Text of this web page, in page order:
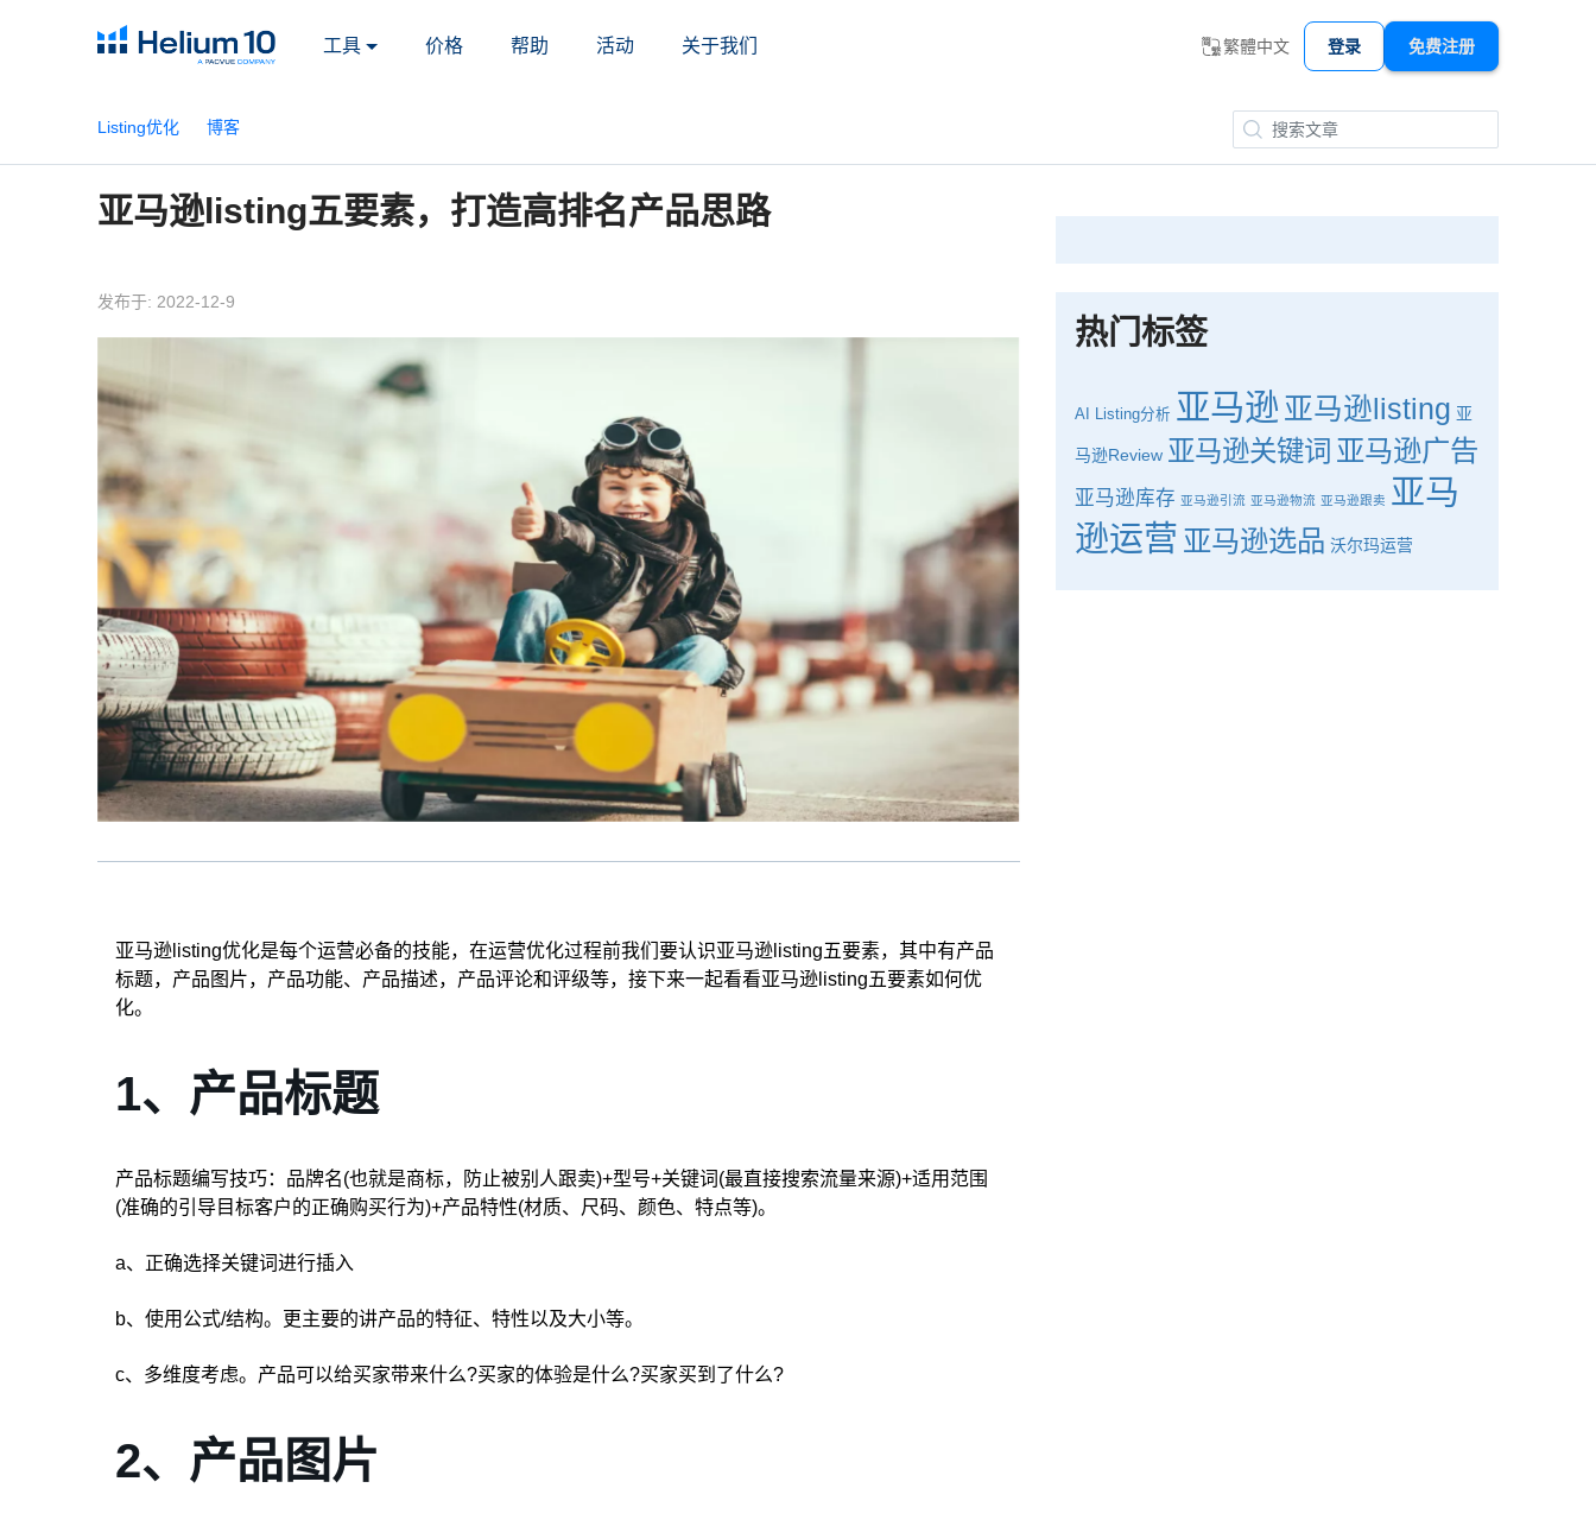
工具 价格 帮助 活动 关于我们 繁體中文 登录 免费注册
Listing优化 博客
亚马逊listing五要素，打造高排名产品思路
发布于: 2022-12-9
亚马逊listing优化是每个运营必备的技能，在运营优化过程前我们要认识亚马逊listing五要素，其中有产品
标题，产品图片，产品功能、产品描述，产品评论和评级等，接下来一起看看亚马逊listing五要素如何优
化。
1、产品标题
产品标题编写技巧：品牌名(也就是商标，防止被别人跟卖)+型号+关键词(最直接搜索流量来源)+适用范围
(准确的引导目标客户的正确购买行为)+产品特性(材质、尺码、颜色、特点等)。
a、正确选择关键词进行插入
b、使用公式/结构。更主要的讲产品的特征、特性以及大小等。
c、多维度考虑。产品可以给买家带来什么?买家的体验是什么?买家买到了什么?
2、产品图片
热门标签
AI Listing分析 亚马逊 亚马逊listing 亚
马逊Review 亚马逊关键词 亚马逊广告
亚马逊库存 亚马逊引流 亚马逊物流 亚马逊跟卖 亚马
逊运营 亚马逊选品 沃尔玛运营